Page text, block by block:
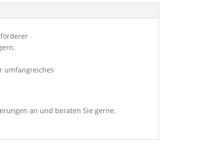
umfangreiches
an und beraten Sie gerne.